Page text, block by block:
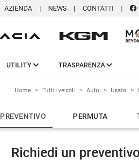
AZIENDA NEWS CONTATTI
UTILITY TRASPARENZA
Home > Tutti i veicoli > Auto > Usato >
PREVENTIVO PERMUTA
Richiedi un